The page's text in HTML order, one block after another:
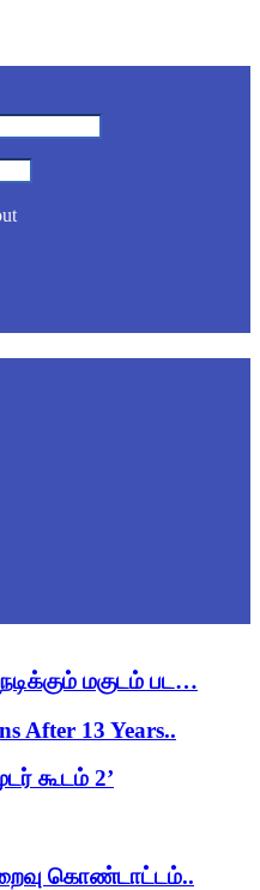
மகுடம் பட…
After 13 Years..
கூடம் 2’
கொண்டாட்டம்..